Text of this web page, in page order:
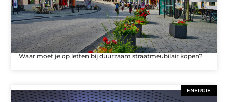
Waar moet je op letten bij duurzaam straatmeubilair kopen?
ENERGIE